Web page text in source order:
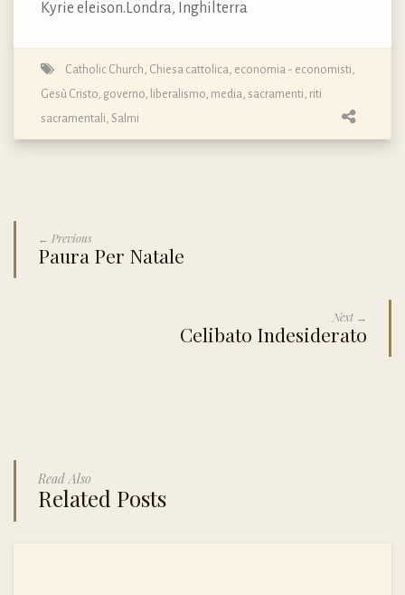
Kyrie eleison.Londra, Inghilterra
Catholic Church Chiesa cattolica economia - economisti
Gesù Cristo governo liberalismo media sacramenti, riti
sacramentali Salmi
← Previous
Paura Per Natale
Next →
Celibato Indesiderato
Read Also
Related Posts